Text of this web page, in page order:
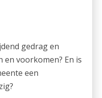
gedrag en
voorkomen? En is
een